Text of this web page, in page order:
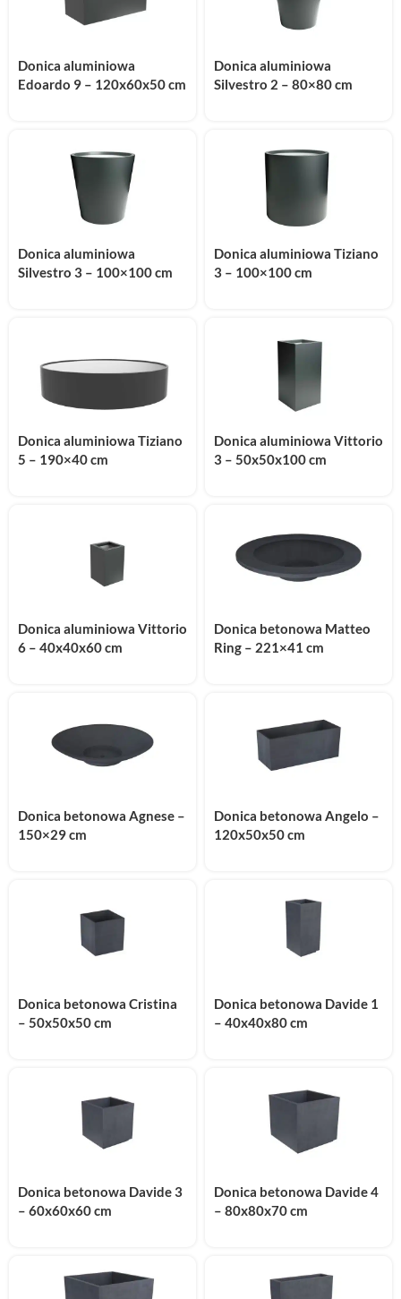
Donica aluminiowa
Edoardo 9 – 120x60x50 cm
Donica aluminiowa
Silvestro 2 – 80×80 cm
Donica aluminiowa
Silvestro 3 – 100×100 cm
Donica aluminiowa Tiziano
3 – 100×100 cm
Donica aluminiowa Tiziano
5 – 190×40 cm
Donica aluminiowa Vittorio
3 – 50x50x100 cm
Donica aluminiowa Vittorio
6 – 40x40x60 cm
Donica betonowa Matteo
Ring – 221×41 cm
Donica betonowa Agnese –
150×29 cm
Donica betonowa Angelo –
120x50x50 cm
Donica betonowa Cristina
– 50x50x50 cm
Donica betonowa Davide 1
– 40x40x80 cm
Donica betonowa Davide 3
– 60x60x60 cm
Donica betonowa Davide 4
– 80x80x70 cm